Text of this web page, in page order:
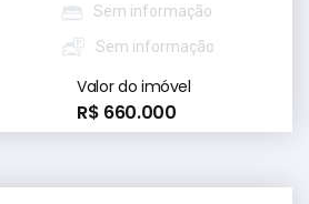
Sem informação
Sem informação
Valor do imóvel
R$ 660.000